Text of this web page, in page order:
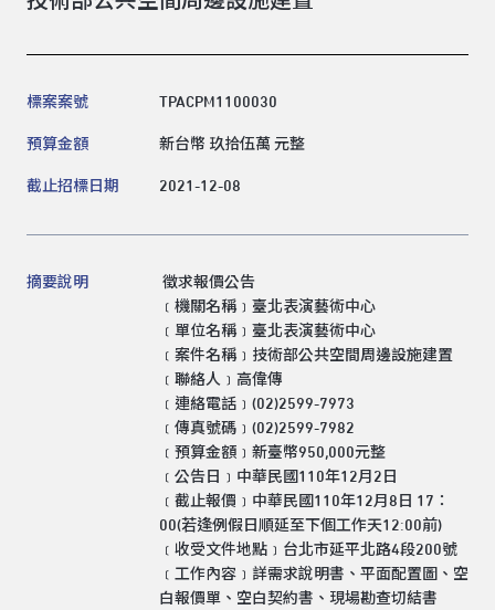
標案案號 TPACPM1100030
預算金額 新台幣 玖拾伍萬 元整
截止招標日期 2021-12-08
摘要說明
徵求報價公告
﹝機關名稱﹞臺北表演藝術中心
﹝單位名稱﹞臺北表演藝術中心
﹝案件名稱﹞技術部公共空間周邊設施建置
﹝聯絡人﹞高偉傳
﹝連絡電話﹞(02)2599-7973
﹝傳真號碼﹞(02)2599-7982
﹝預算金額﹞新臺幣950,000元整
﹝公告日﹞中華民國110年12月2日
﹝截止報價﹞中華民國110年12月8日 17：
00(若逢例假日順延至下個工作天12:00前)
﹝收受文件地點﹞台北市延平北路4段200號
﹝工作內容﹞詳需求說明書、平面配置圖、空
白報價單、空白契約書、現場勘查切結書
送出